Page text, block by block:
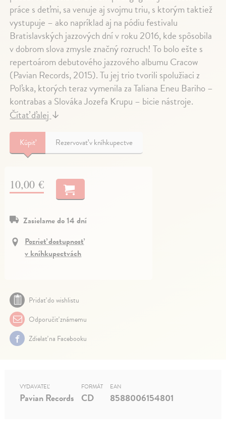
práce s deťmi, sa venuje aj svojmu triu, s ktorým taktiež
vystupuje – ako napríklad aj na pódiu festivalu
Bratislavských jazzových dní v roku 2016, kde spôsobila
v dobrom slova zmysle značný rozruch! To bolo ešte s
repertoárom debutového jazzového albumu Cracow
(Pavian Records, 2015). Tu jej trio tvorili spolužiaci z
Poľska, ktorých teraz vymenila za Taliana Eneu Bariho –
kontrabas a Slováka Jozefa Krupu – bicie nástroje.
Čítať ďalej ↓
Kúpiť Rezervovať v kníhkupectve
10,00 €
Zasielame do 14 dní
Pozrieť dostupnosť
v kníhkupectvách
Pridať do wishlistu
Odporučiť známemu
Zdielať na Facebooku
VYDAVATEĽ
Pavian Records
FORMÁT
CD
EAN
8588006154801